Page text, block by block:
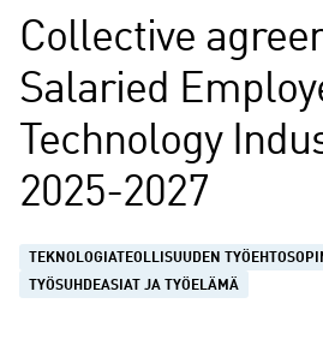
Collective
Salaried
Technology
2025-2027
TEKNOLOGIATEOLLISUUDEN
TYÖSUHDEASIAT JA TYÖELÄMÄ